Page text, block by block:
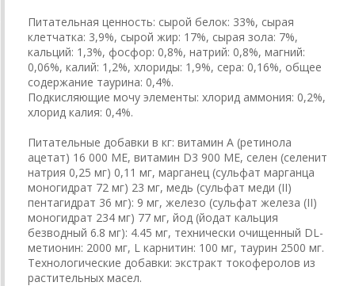
Питательная ценность: сырой белок: 33%, сырая
клетчатка: 3,9%, сырой жир: 17%, сырая зола: 7%,
кальций: 1,3%, фосфор: 0,8%, натрий: 0,8%, магний:
0,06%, калий: 1,2%, хлориды: 1,9%, сера: 0,16%, общее
содержание таурина: 0,4%.
Подкисляющие мочу элементы: хлорид аммония: 0,2%,
хлорид калия: 0,4%.
Питательные добавки в кг: витамин A (ретинола
ацетат) 16 000 МЕ, витамин D3 900 МЕ, селен (селенит
натрия 0,25 мг) 0,11 мг, марганец (сульфат марганца
моногидрат 72 мг) 23 мг, медь (сульфат меди (II)
пентагидрат 36 мг): 9 мг, железо (сульфат железа (II)
моногидрат 234 мг) 77 мг, йод (йодат кальция
безводный 6.8 мг): 4.45 мг, технически очищенный DL-
метионин: 2000 мг, L карнитин: 100 мг, таурин 2500 мг.
Технологические добавки: экстракт токоферолов из
растительных масел.